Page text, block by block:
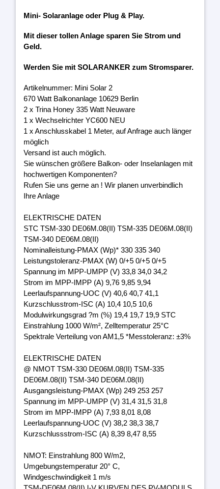
Mini- Solaranlage oder Plug & Play.
Mit dieser tollen Anlage sparen Sie Strom und
Geld.
Werden Sie mit SOLARANKER zum Stromsparer.
Artikelnummer: Mini Solar 2
670 Watt Balkonanlage 10629 Berlin
2 x Trina Honey 335 Watt Neuware
1 x Wechselrichter YC600 NEU
1 x Anschlusskabel 1 Meter, auf Anfrage auch länger
möglich
Versand ist auch möglich.
Sie wünschen größere Balkon- oder Inselanlagen mit
hochwertigen Komponenten?
Rufen Sie uns gerne an ! Wir planen unverbindlich
Ihre Anlage
ELEKTRISCHE DATEN
STC TSM-330 DE06M.08(II) TSM-335 DE06M.08(II)
TSM-340 DE06M.08(II)
Nominalleistung-PMAX (Wp)* 330 335 340
Leistungstoleranz-PMAX (W) 0/+5 0/+5 0/+5
Spannung im MPP-UMPP (V) 33,8 34,0 34,2
Strom im MPP-IMPP (A) 9,76 9,85 9,94
Leerlaufspannung-UOC (V) 40,6 40,7 41,1
Kurzschlusstrom-ISC (A) 10,4 10,5 10,6
Modulwirkungsgrad ?m (%) 19,4 19,7 19,9 STC
Einstrahlung 1000 W/m², Zelltemperatur 25°C
Spektrale Verteilung von AM1,5 *Messtoleranz: ±3%
ELEKTRISCHE DATEN
@ NMOT TSM-330 DE06M.08(II) TSM-335
DE06M.08(II) TSM-340 DE06M.08(II)
Ausgangsleistung-PMAX (Wp) 249 253 257
Spannung im MPP-UMPP (V) 31,4 31,5 31,8
Strom im MPP-IMPP (A) 7,93 8,01 8,08
Leerlaufspannung-UOC (V) 38,2 38,3 38,7
Kurzschlussstrom-ISC (A) 8,39 8,47 8,55
NMOT: Einstrahlung 800 W/m2,
Umgebungstemperatur 20° C,
Windgeschwindigkeit 1 m/s